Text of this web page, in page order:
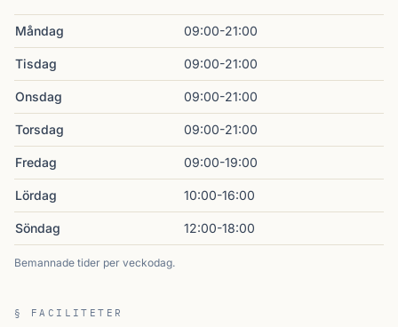
Måndag 09:00-21:00
Tisdag 09:00-21:00
Onsdag 09:00-21:00
Torsdag 09:00-21:00
Fredag 09:00-19:00
Lördag 10:00-16:00
Söndag 12:00-18:00
Bemannade tider per veckodag.
§ FACILITETER